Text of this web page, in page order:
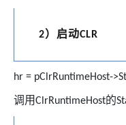
2）启动CLR
hr = pClrRuntimeHost-
调用ClrRuntimeHost的